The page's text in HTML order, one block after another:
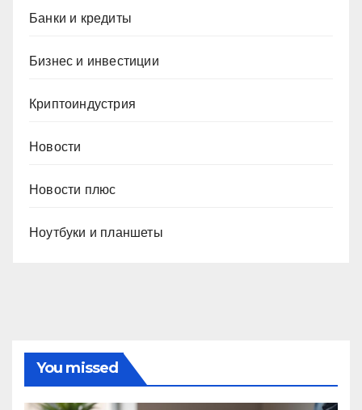
Банки и кредиты
Бизнес и инвестиции
Криптоиндустрия
Новости
Новости плюс
Ноутбуки и планшеты
You missed